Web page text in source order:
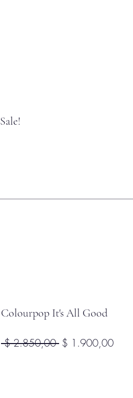
Sale!
Colourpop It's All Good
$ 2.850,00 Precio
$ 1.900,00Precio